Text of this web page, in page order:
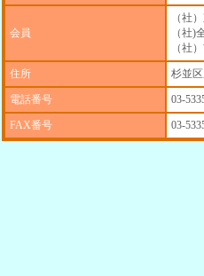
会員
（社
（社)
（社
住所 杉並
電話番号 03-
FAX番号 03-